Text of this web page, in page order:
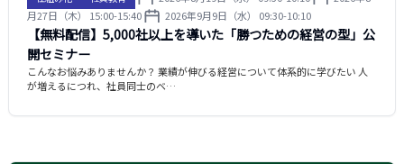
月27日（木） 15:00-15:40
2026年9月9日（水） 09:30-10:10
【無料配信】5,000社以上を導いた「勝つための経営の型」公
開セミナー
こんなお悩みありませんか？ 業績が伸びる経営について体系的に学びたい 人
が増えるにつれ、社員同士のベ…